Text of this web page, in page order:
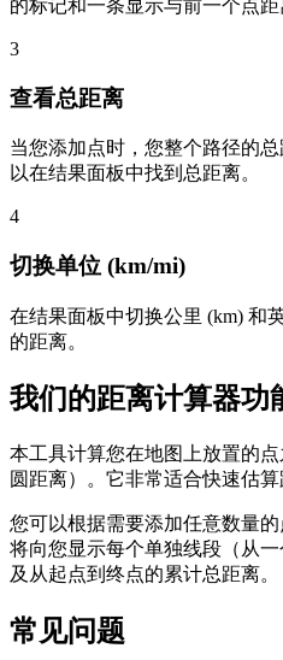
的标记和一条显示与前一个点距
3
查看总距离
当您添加点时，您整个路径的
以在结果面板中找到总距离。
4
切换单位 (km/mi)
在结果面板中切换公里 (km) 和
的距离。
我们的距离计算器功
本工具计算您在地图上放置的
圆距离）。它非常适合快速估算
您可以根据需要添加任意数量
将向您显示每个单独线段（从
及从起点到终点的累计总距离。
常见问题